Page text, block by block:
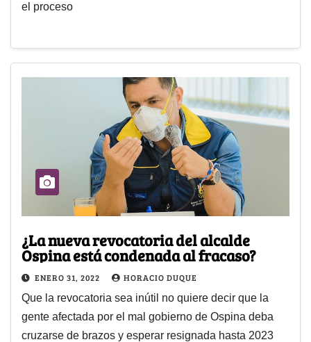
el proceso
¿La nueva revocatoria del alcalde
Ospina está condenada al fracaso?
ENERO 31, 2022 HORACIO DUQUE
Que la revocatoria sea inútil no quiere decir que la
gente afectada por el mal gobierno de Ospina deba
cruzarse de brazos y esperar resignada hasta 2023